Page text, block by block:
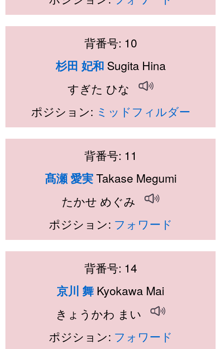
背番号: 10
杉田 妃和 Sugita Hina
すぎた ひな
ポジション: ミッドフィルダー
背番号: 11
髙瀬 愛実Takase Megumi
たかせ めぐみ
ポジション: フォワード
背番号: 14
京川 舞 Kyokawa Mai
きょうかわ まい
ポジション: フォワード